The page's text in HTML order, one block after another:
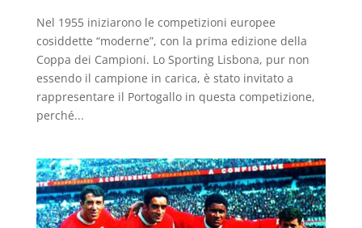
Nel 1955 iniziarono le competizioni europee
cosiddette “moderne”, con la prima edizione della
Coppa dei Campioni. Lo Sporting Lisbona, pur non
essendo il campione in carica, è stato invitato a
rappresentare il Portogallo in questa competizione,
perché...